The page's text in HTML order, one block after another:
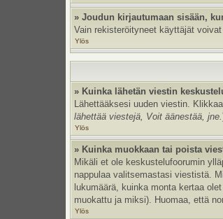
» Joudun kirjautumaan sisään,
Vain rekisteröityneet käyttäjät
Ylös
» Kuinka lähetän viestin
Lähettääksesi uuden viestin.
lähettää viestejä, Voit äänestää, jne.
Ylös
» Kuinka muokkaan tai poista
Mikäli et ole keskustelufoorumin
nappulaa valitsemastasi viestistä.
lukumäärä, kuinka monta kertaa
muokattu ja miksi). Huomaa, että
Ylös